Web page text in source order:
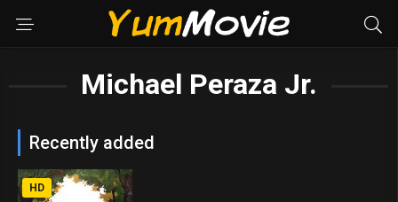
Michael Peraza Jr.
Recently added
HD